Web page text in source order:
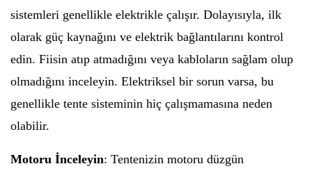
sistemleri genellikle elektrikle çalışır. Dolayısıyla, ilk
olarak güç kaynağını ve elektrik bağlantılarını kontrol
edin. Fiisin atıp atmadığını veya kabloların sağlam olup
olmadığını inceleyin. Elektriksel bir sorun varsa, bu
genellikle tente sisteminin hiç çalışmamasına neden
olabilir.
Motoru İnceleyin: Tentenizin motoru düzgün